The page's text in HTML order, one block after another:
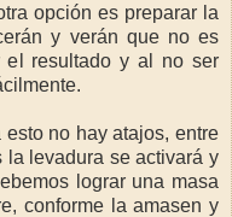
opción es preparar la
y verán que no es
el resultado y al no ser
esto no hay atajos, entre
la levadura se activará y
lograr una masa
conforme la amasen y